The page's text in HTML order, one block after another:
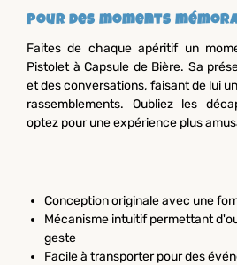
Pour des moments
Faites de chaque apéritif un
Pistolet à Capsule de Bière. Sa
et des conversations, faisant de lui
rassemblements. Oubliez les
optez pour une expérience plus
Conception originale avec une
Mécanisme intuitif permettant
geste
Facile à transporter pour des